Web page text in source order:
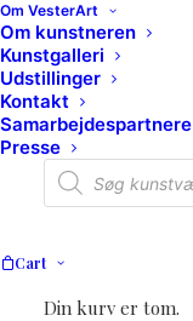
Om VesterArt
Om kunstneren
Kunstgalleri
Udstillinger
Kontakt
Samarbejdespartnere
Presse
Products
search
Cart
Din kurv er tom.